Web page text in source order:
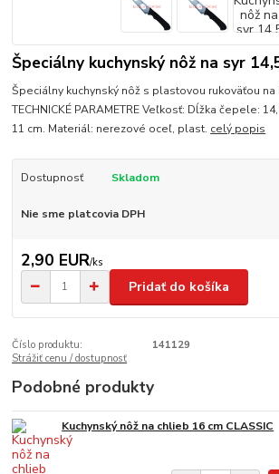
Špeciálny kuchynský nôž na syr
Špeciálny kuchynský nôž s plastovou rukoväťou na
TECHNICKÉ PARAMETRE Veľkosť: Dĺžka čepele:
11 cm. Materiál: nerezové oceľ, plast. celý popis
Dostupnosť Skladom
Nie sme platcovia DPH
2,90 EUR/ks
Pridať do košíka
Číslo produktu:
141129
Strážiť cenu / dostupnosť
Podobné produkty
Kuchynský nôž na chlieb 16 cm CLASSIC